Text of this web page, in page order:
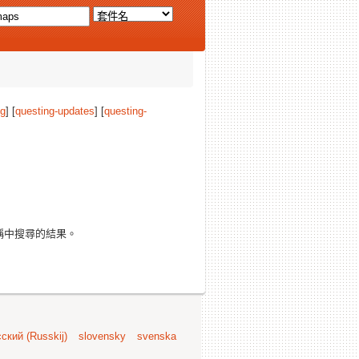
] [questing-updates] [questing-
搜尋的結果。
(Russkij) slovensky svenska